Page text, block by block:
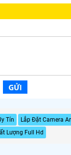
Tín Lắp Đặt Camera
Lượng Full Hd